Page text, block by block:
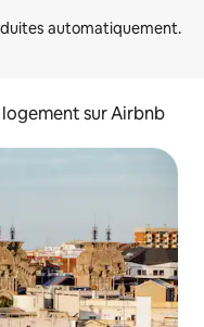
sur Airbnb